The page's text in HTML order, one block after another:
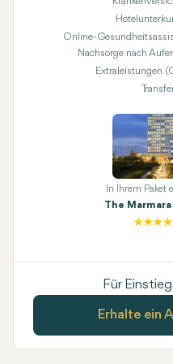
Online-
Nachsorge nach
Extraleistungen
In Ihrem Paket
The
Für
Erhalte ein